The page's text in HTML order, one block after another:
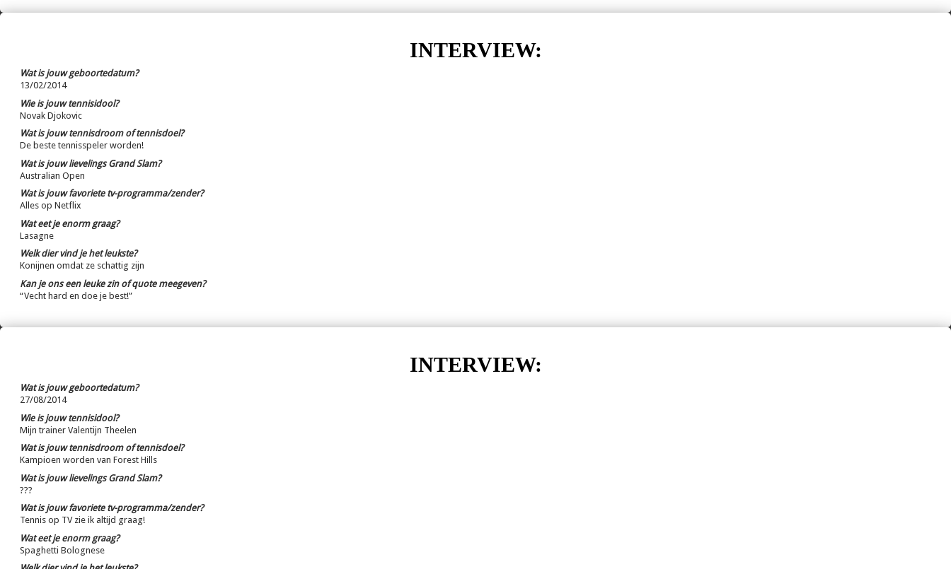
INTERVIEW:
Wat is jouw geboortedatum?
13/02/2014
Wie is jouw tennisidool?
Novak Djokovic
Wat is jouw tennisdroom of tennisdoel?
De beste tennisspeler worden!
Wat is jouw lievelings Grand Slam?
Australian Open
Wat is jouw favoriete tv-programma/zender?
Alles op Netflix
Wat eet je enorm graag?
Lasagne
Welk dier vind je het leukste?
Konijnen omdat ze schattig zijn
Kan je ons een leuke zin of quote meegeven?
“Vecht hard en doe je best!”
INTERVIEW:
Wat is jouw geboortedatum?
27/08/2014
Wie is jouw tennisidool?
Mijn trainer Valentijn Theelen
Wat is jouw tennisdroom of tennisdoel?
Kampioen worden van Forest Hills
Wat is jouw lievelings Grand Slam?
???
Wat is jouw favoriete tv-programma/zender?
Tennis op TV zie ik altijd graag!
Wat eet je enorm graag?
Spaghetti Bolognese